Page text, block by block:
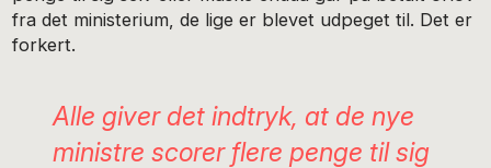
fra det ministerium, de lige er blevet udpeget til. Det er
forkert.
Alle giver det indtryk, at de nye
ministre scorer flere penge til sig